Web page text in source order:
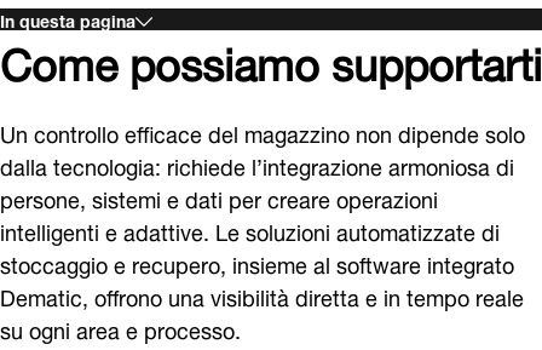
In questa pagina
Come possiamo supportarti
Un controllo efficace del magazzino non dipende solo
dalla tecnologia: richiede l’integrazione armoniosa di
persone, sistemi e dati per creare operazioni
intelligenti e adattive. Le soluzioni automatizzate di
stoccaggio e recupero, insieme al software integrato
Dematic, offrono una visibilità diretta e in tempo reale
su ogni area e processo.